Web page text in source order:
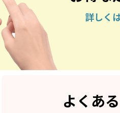
詳しく
よくあ